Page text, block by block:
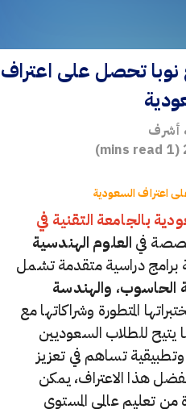
نوبا تحصل على اعتراف
أشرف
(
1
اعتراف السعودية
بالجامعة التقنية في
في العلوم الهندسية
برامج دراسية متقدمة تشمل
الحاسوب، والهندسة
المتطورة وشراكاتها مع
يتيح للطلاب السعوديين
تساهم في تعزيز
بفضل هذا الاعتراف، يمكن
من تعليم عالمي المستوى